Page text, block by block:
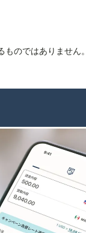
のではありません。